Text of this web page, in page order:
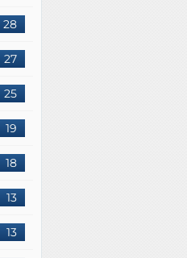
28
27
25
19
18
13
13